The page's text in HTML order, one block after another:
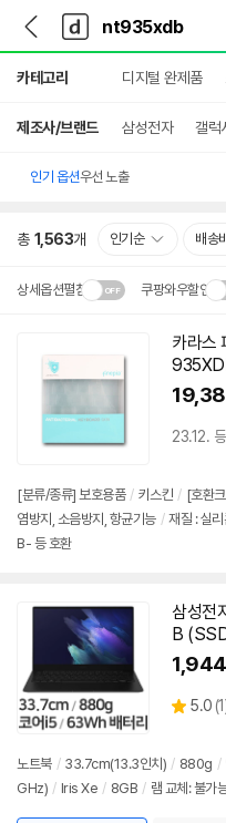
나
와
가
기
다
와
메
인
카테고리 디지털 완제품
제조사/브랜드 삼성전자 갤럭
인기 옵션우선 노출
총 1,563개 인기순 배송
상세옵션펼침 쿠팡와우할인
배송·설치비가 달라집니다.닫
기
카라스
23.12.
[분류/종류] 보호용품 / 키스킨 / [호환
염방지, 소음방지, 항균기능 / 재질 : 실리
B- 등 호환
삼성전
B
별
5.0 (
노트북 / 33.7cm(13.3인치) / 880g /
GHz) / Iris Xe / 8GB / 램 교체: 불가